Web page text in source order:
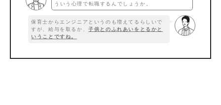
ういう心理で転職するんでしょうか。
保育士からエンジニアというのも増えてるらしいで
すが、給与を取るか、子供とのふれあいをとるかと
いうことですね。